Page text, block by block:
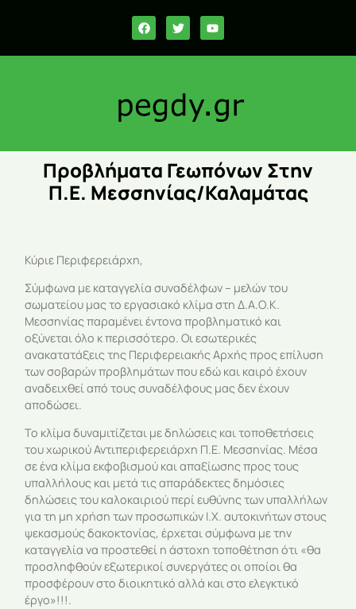
Προβλήματα Γεωπόνων Στην
Π.Ε. Μεσσηνίας/Καλαμάτας
Κύριε Περιφερειάρχη,
Σύμφωνα με καταγγελία συναδέλφων – μελών του
σωματείου μας το εργασιακό κλίμα στη Δ.Α.Ο.Κ.
Μεσσηνίας παραμένει έντονα προβληματικό και
οξύνεται όλο κ περισσότερο. Οι εσωτερικές
ανακατατάξεις της Περιφερειακής Αρχής προς επίλυση
των σοβαρών προβλημάτων που εδώ και καιρό έχουν
αναδειχθεί από τους συναδέλφους μας δεν έχουν
αποδώσει.
Το κλίμα δυναμιτίζεται με δηλώσεις και τοποθετήσεις
του χωρικού Αντιπεριφερειάρχη Π.Ε. Μεσσηνίας. Μέσα
σε ένα κλίμα εκφοβισμού και απαξίωσης προς τους
υπαλλήλους και μετά τις απαράδεκτες δημόσιες
δηλώσεις του καλοκαιριού περί ευθύνης των υπαλλήλων
για τη μη χρήση των προσωπικών Ι.Χ. αυτοκινήτων στους
ψεκασμούς δακοκτονίας, έρχεται σύμφωνα με την
καταγγελία να προστεθεί η άστοχη τοποθέτηση ότι «θα
προσληφθούν εξωτερικοί συνεργάτες οι οποίοι θα
προσφέρουν στο διοικητικό αλλά και στο ελεγκτικό
έργο»!!!.